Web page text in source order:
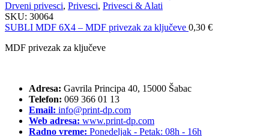
Drveni privesci, Privesci, Privesci & Alati
SKU: 30064
SUBLI MDF 6X4 – MDF privezak za ključeve 0,30 €
MDF privezak za ključeve
Adresa: Gavrila Principa 40, 15000 Šabac
Telefon: 069 366 01 13
Email: info@print-dp.com
Web adresa: www.print-dp.com
Radno vreme: Ponedeljak - Petak: 08h - 16h